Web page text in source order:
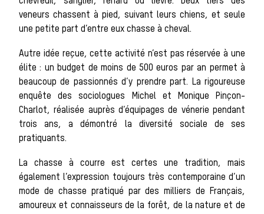
Héritage
Histoire de la
chasse à
courre
veneurs chassent à pied, suivant leurs chiens, et seule
une petite part d’entre eux chasse à cheval.
Autre idée reçue, cette activité n’est pas réservée à une
élite : un budget de moins de 500 euros par an permet à
beaucoup de passionnés d’y prendre part. La rigoureuse
enquête des sociologues Michel et Monique Pinçon-
Charlot, réalisée auprès d’équipages de vénerie pendant
trois ans, a démontré la diversité sociale de ses
pratiquants.
La chasse à courre est certes une tradition, mais
également l’expression toujours très contemporaine d’un
mode de chasse pratiqué par des milliers de Français,
amoureux et connaisseurs de la forêt, de la nature et de